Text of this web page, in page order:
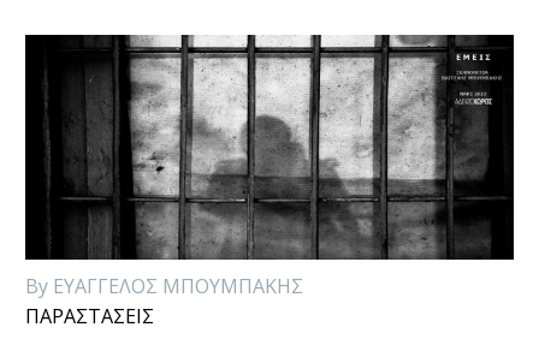
By ΕΥΑΓΓΕΛΟΣ ΜΠΟΥΜΠΑΚΗΣ
ΠΑΡΑΣΤΑΣΕΙΣ